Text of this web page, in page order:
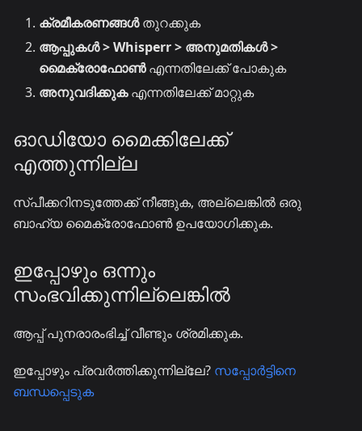
ക്രമീകരണങ്ങൾതുറക്കുക
ആപ്പുകൾ > Whisperr > അനുമതികൾ >
മൈക്രോഫോൺഎന്നതിലേക്ക് പോകുക
അനുവദിക്കുകഎന്നതിലേക്ക് മാറ്റുക
ഓഡിയോ മൈക്കിലേക്ക്
എത്തുന്നില്ല
സ്പീക്കറിനടുത്തേക്ക് നീങ്ങുക, അല്ലെങ്കിൽ ഒരു
ബാഹ്യ മൈക്രോഫോൺ ഉപയോഗിക്കുക.
ഇപ്പോഴും ഒന്നും
സംഭവിക്കുന്നില്ലെങ്കിൽ
ആപ്പ് പുനരാരംഭിച്ച് വീണ്ടും ശ്രമിക്കുക.
ഇപ്പോഴും പ്രവർത്തിക്കുന്നില്ലേ? സപ്പോർട്ടിനെ
ബന്ധപ്പെടുക